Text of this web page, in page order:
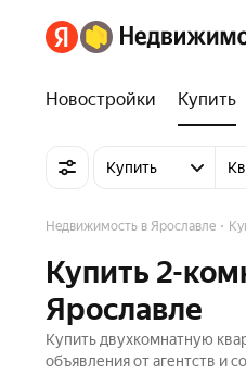
Новостройки Купить
Купить
Недвижимость в Ярославле
Купить 2-
Ярославле
Купить двухкомнатную
объявления от агентств и